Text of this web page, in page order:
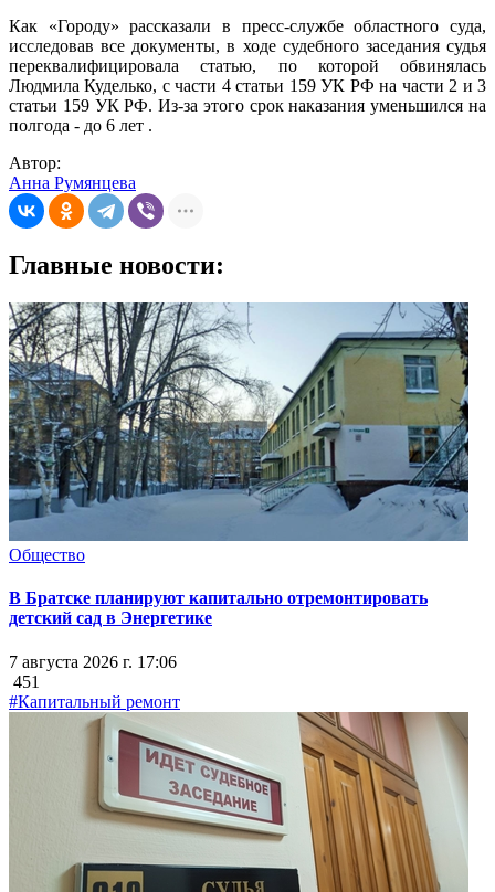
Как «Городу» рассказали в пресс-службе областного суда,
исследовав все документы, в ходе судебного заседания судья
переквалифицировала статью, по которой обвинялась
Людмила Куделько, с части 4 статьи 159 УК РФ на части 2 и 3
статьи 159 УК РФ. Из-за этого срок наказания уменьшился на
полгода - до 6 лет .
Автор:
Анна Румянцева
Главные новости:
Общество
В Братске планируют капитально отремонтировать
детский сад в Энергетике
7 августа 2026 г. 17:06
451
#Капитальный ремонт